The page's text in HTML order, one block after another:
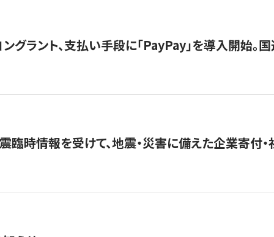
グラント、支払い手段に「PayPay」を導入開始。
臨時情報を受けて、地震・災害に備えた企業寄付